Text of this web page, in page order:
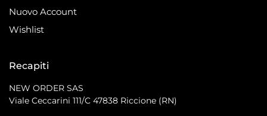
Nuovo Account
Wishlist
Recapiti
NEW ORDER SAS
Viale Ceccarini 111/C 47838 Riccione (RN)